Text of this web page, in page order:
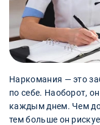
Наркомания — это
по себе. Наоборот,
каждым днем. Чем
тем больше он